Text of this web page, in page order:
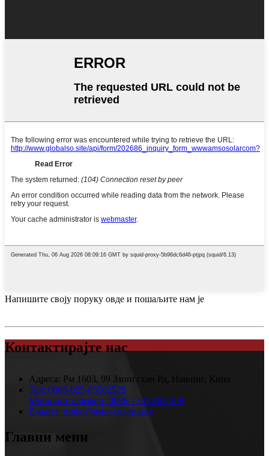
Напишите своју поруку овде и пошаљите нам је
Контактирајте нас
Адреса: Рм 1603, 99 Зхонгсхан Рд, Нањинг, Кина
Тел: 0086-025-85562529
Мобилни телефон: 0086-13814007208
Е-маил: инфо@амсосолар.цом
Главни мени